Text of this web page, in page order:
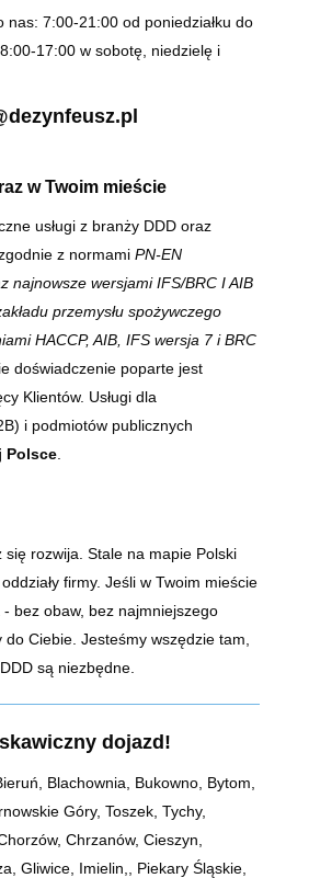
nas: 7:00-21:00 od poniedziałku do
17:00 w sobotę, niedzielę i
w Twoim mieście
usługi z branży DDD oraz
z normami PN-EN
najnowsze wersjami IFS/BRC I AIB
przemysłu spożywczego
HACCP, AIB, IFS wersja 7 i BRC
doświadczenie poparte jest
Klientów. Usługi dla
i podmiotów publicznych
Polsce.
rozwija. Stale na mapie Polski
firmy. Jeśli w Twoim mieście
bez obaw, bez najmniejszego
Ciebie. Jesteśmy wszędzie tam,
są niezbędne.
dojazd!
Blachownia, Bukowno, Bytom,
Góry, Toszek, Tychy,
Chrzanów, Cieszyn,
Gliwice, Imielin,, Piekary Śląskie,